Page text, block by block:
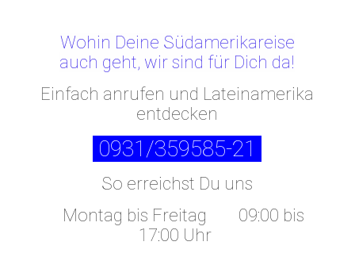
Wohin Deine Südamerikareise
auch geht, wir sind für Dich da!
Einfach anrufen und Lateinamerika
entdecken
0931/359585-21
So erreichst Du uns
Montag bis Freitag 09:00 bis
17:00 Uhr